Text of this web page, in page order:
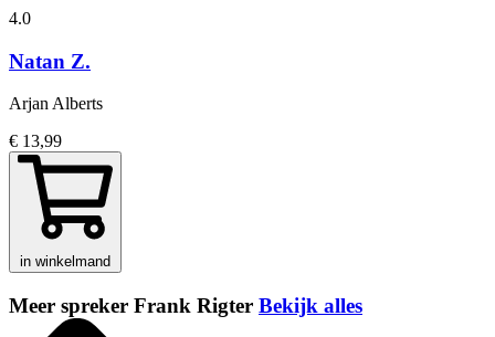
4.0
Natan Z.
Arjan Alberts
€ 13,99
in winkelmand
Meer spreker Frank Rigter Bekijk alles